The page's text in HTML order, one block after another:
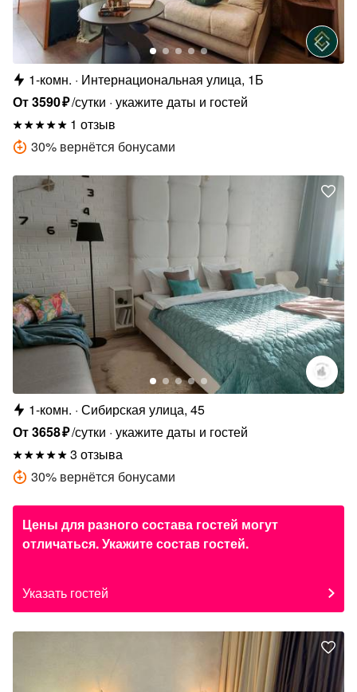
1-комн.
Интернациональная улица, 1Б
От3590₽/сутки укажите даты и гостей
1 отзыв
30% вернётся бонусами
1-комн. Сибирская улица, 45
От3658₽/сутки укажите даты и гостей
3 отзыва
30% вернётся бонусами
Цены для разного состава гостей могут
отличаться. Укажите состав гостей.
Указать гостей